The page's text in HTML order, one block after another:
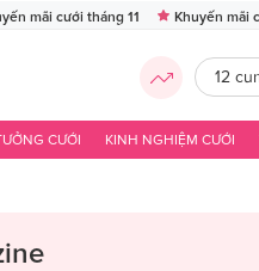
mãi cưới tháng 11 Khuyến mãi
12
CƯỚI KINH NGHIỆM CƯỚI